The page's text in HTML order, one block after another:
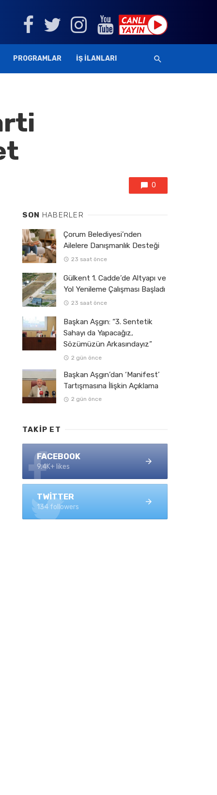
PROGRAMLAR İŞ İLANLARI
0
SON HABERLER
Çorum Belediyesi’nden
Ailelere Danışmanlık Desteği
23 saat önce
Gülkent 1. Cadde’de Altyapı ve
Yol Yenileme Çalışması Başladı
23 saat önce
Başkan Aşgın: “3. Sentetik
Sahayı da Yapacağız,
Sözümüzün Arkasındayız”
2 gün önce
Başkan Aşgın’dan ‘Manifest’
Tartışmasına İlişkin Açıklama
2 gün önce
TAKIP ET
FACEBOOK
9.4K+ likes
TWITTER
134 followers